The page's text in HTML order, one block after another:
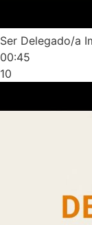
Ser Delegado/a
00:45
10